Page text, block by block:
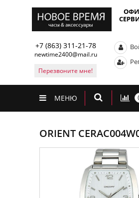
+7 (863) 311-21-78
newtime2400@mail.ru
Перезвоните мне!
МЕНЮ
ORIENT